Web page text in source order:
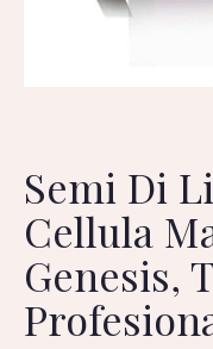
Semi Di
Cellula
Genesis,